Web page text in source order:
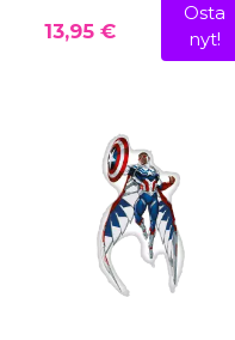
13,95 €
Osta
nyt!